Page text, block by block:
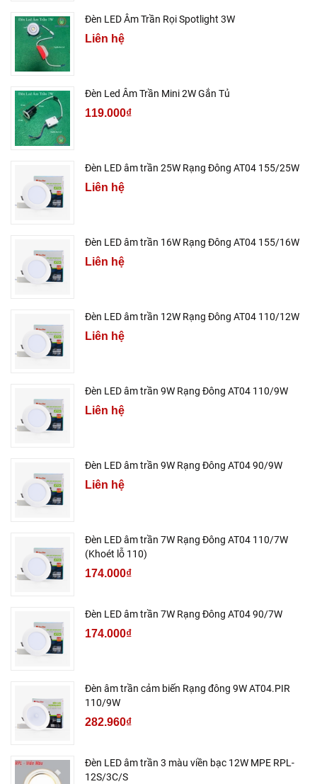
Đèn LED Âm Trần Rọi Spotlight 3W
Liên hệ
Đèn Led Âm Trần Mini 2W Gắn Tủ
119.000₫
Đèn LED âm trần 25W Rạng Đông AT04 155/25W
Liên hệ
Đèn LED âm trần 16W Rạng Đông AT04 155/16W
Liên hệ
Đèn LED âm trần 12W Rạng Đông AT04 110/12W
Liên hệ
Đèn LED âm trần 9W Rạng Đông AT04 110/9W
Liên hệ
Đèn LED âm trần 9W Rạng Đông AT04 90/9W
Liên hệ
Đèn LED âm trần 7W Rạng Đông AT04 110/7W
(Khoét lỗ 110)
174.000₫
Đèn LED âm trần 7W Rạng Đông AT04 90/7W
174.000₫
Đèn âm trần cảm biến Rạng đông 9W AT04.PIR
110/9W
282.960₫
Đèn LED âm trần 3 màu viền bạc 12W MPE RPL-
12S/3C/S